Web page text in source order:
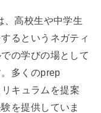
、高校生や中学生
るというネガティ
の学びの場として
多くのprep
キュラムを提案
を提供していま